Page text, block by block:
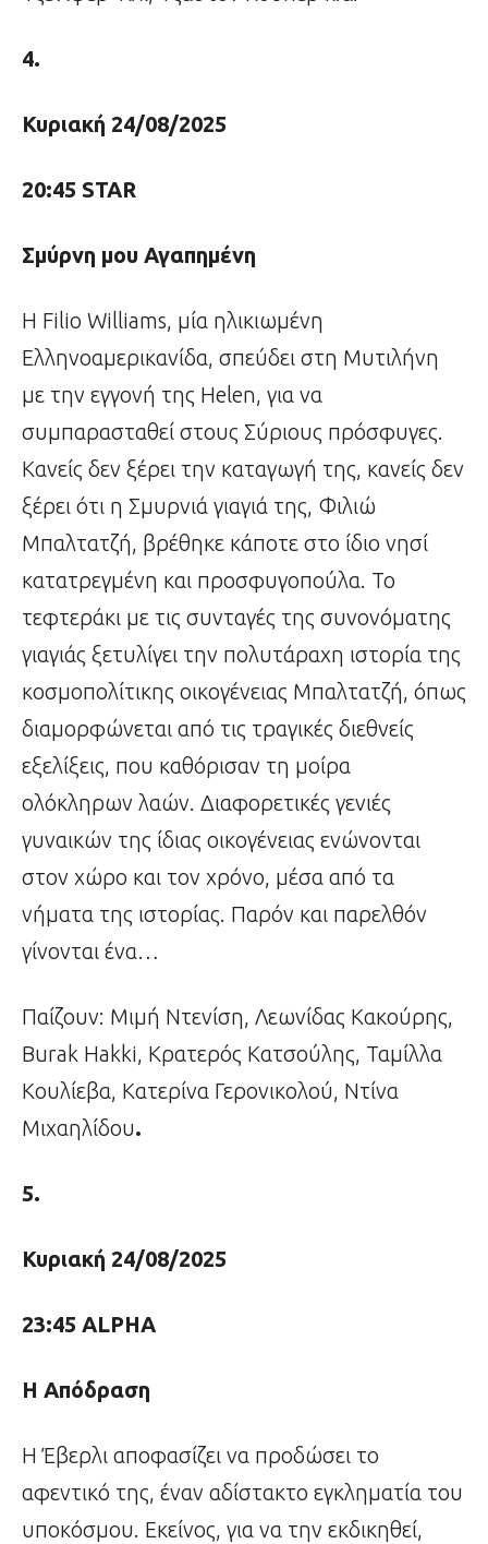
4.
Κυριακή 24/08/2025
20:45 STAR
Σμύρνη μου Αγαπημένη
H Filio Williams, μία ηλικιωμένη
Ελληνοαμερικανίδα, σπεύδει στη Μυτιλήνη
με την εγγονή της Helen, για να
συμπαρασταθεί στους Σύριους πρόσφυγες.
Κανείς δεν ξέρει την καταγωγή της, κανείς δεν
ξέρει ότι η Σμυρνιά γιαγιά της, Φιλιώ
Μπαλτατζή, βρέθηκε κάποτε στο ίδιο νησί
κατατρεγμένη και προσφυγοπούλα. Το
τεφτεράκι με τις συνταγές της συνονόματης
γιαγιάς ξετυλίγει την πολυτάραχη ιστορία της
κοσμοπολίτικης οικογένειας Μπαλτατζή, όπως
διαμορφώνεται από τις τραγικές διεθνείς
εξελίξεις, που καθόρισαν τη μοίρα
ολόκληρων λαών. Διαφορετικές γενιές
γυναικών της ίδιας οικογένειας ενώνονται
στον χώρο και τον χρόνο, μέσα από τα
νήματα της ιστορίας. Παρόν και παρελθόν
γίνονται ένα…
Παίζουν: Μιμή Ντενίση, Λεωνίδας Κακούρης,
Burak Hakki, Κρατερός Κατσούλης, Ταμίλλα
Κουλίεβα, Κατερίνα Γερονικολού, Ντίνα
Μιχαηλίδου.
5.
Κυριακή 24/08/2025
23:45 ALPHA
Η Απόδραση
H Έβερλι αποφασίζει να προδώσει το
αφεντικό της, έναν αδίστακτο εγκληματία του
υποκόσμου. Εκείνος, για να την εκδικηθεί,